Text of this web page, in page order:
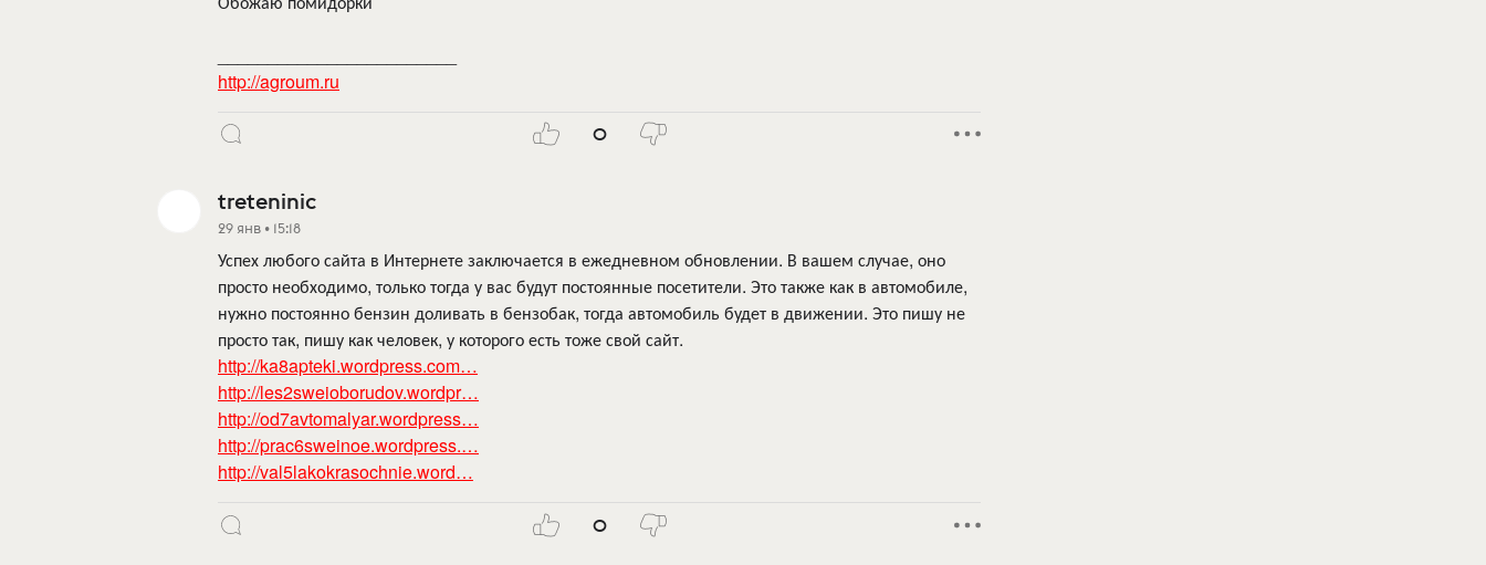
http://agroum.ru
0
treteninic
29 янв • 15:18
Успех любого сайта в Интернете заключается в ежедневном обновлении. В вашем случае, оно
просто необходимо, только тогда у вас будут постоянные посетители. Это также как в автомобиле,
нужно постоянно бензин доливать в бензобак, тогда автомобиль будет в движении. Это пишу не
просто так, пишу как человек, у которого есть тоже свой сайт.
http://ka8apteki.wordpress.com…
http://les2sweioborudov.wordpr…
http://od7avtomalyar.wordpress…
http://prac6sweinoe.wordpress.…
http://val5lakokrasochnie.word…
0